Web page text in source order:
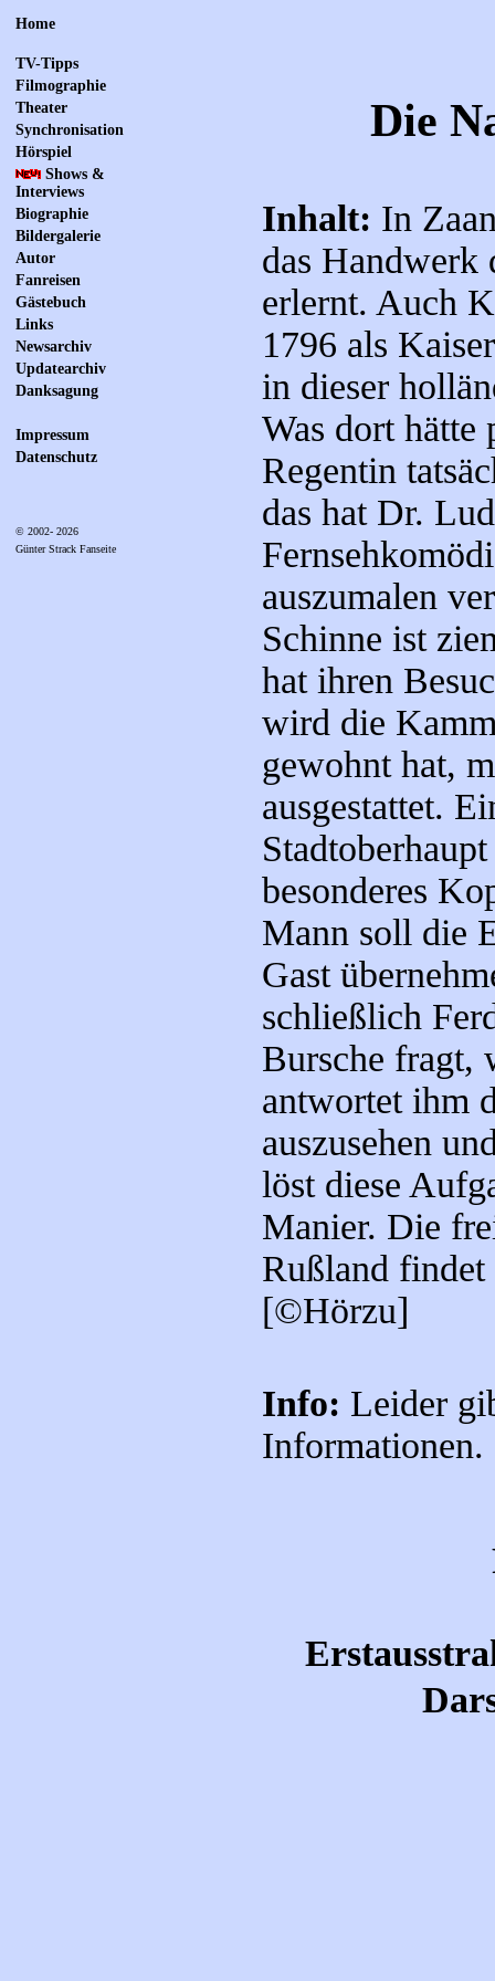
Home
TV-Tipps
Filmographie
Theater
Synchronisation
Hörspiel
Shows &
Interviews
Biographie
Bildergalerie
Autor
Fanreisen
Gästebuch
Links
Newsarchiv
Updatearchiv
Danksagung
Impressum
Datenschutz
© 2002- 2026
Günter Strack Fanseite
Die
Inhalt: In
das Handwerk
erlernt. Auch
1796 als
in dieser
Was dort hätte
Regentin
das hat Dr.
auszumalen
Schinne ist
hat ihren
wird die
gewohnt hat,
ausgestattet.
besonderes
Mann soll die
Gast
schließlich
Bursche fragt,
antwortet ihm
auszusehen
löst diese
Manier. Die
Rußland
[©Hörzu]
Info: Leider
Informationen.